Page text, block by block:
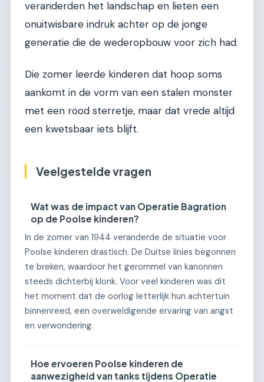
veranderden het landschap en lieten een
onuitwisbare indruk achter op de jonge
generatie die de wederopbouw voor zich had.
Die zomer leerde kinderen dat hoop soms
aankomt in de vorm van een stalen monster
met een rood sterretje, maar dat vrede altijd
een kwetsbaar iets blijft.
Veelgestelde vragen
Wat was de impact van Operatie Bagration
op de Poolse kinderen?
In de zomer van 1944 veranderde de situatie voor
Poolse kinderen drastisch. De Duitse linies begonnen
te breken, waardoor het gerommel van kanonnen
steeds dichterbij klonk. Voor veel kinderen was dit
het moment dat de oorlog letterlijk hun achtertuin
binnenreed, een overweldigende ervaring van angst
en verwondering.
Hoe ervoeren Poolse kinderen de
aanwezigheid van tanks tijdens Operatie